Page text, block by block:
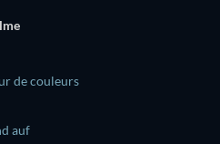
de couleurs
auf